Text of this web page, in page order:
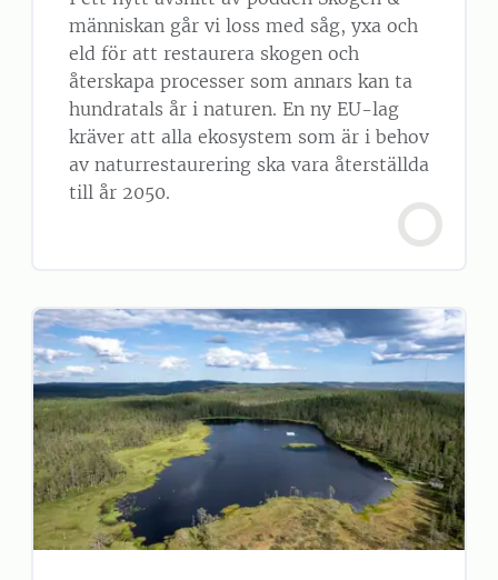
människan går vi loss med såg, yxa och
eld för att restaurera skogen och
återskapa processer som annars kan ta
hundratals år i naturen. En ny EU-lag
kräver att alla ekosystem som är i behov
av naturrestaurering ska vara återställda
till år 2050.